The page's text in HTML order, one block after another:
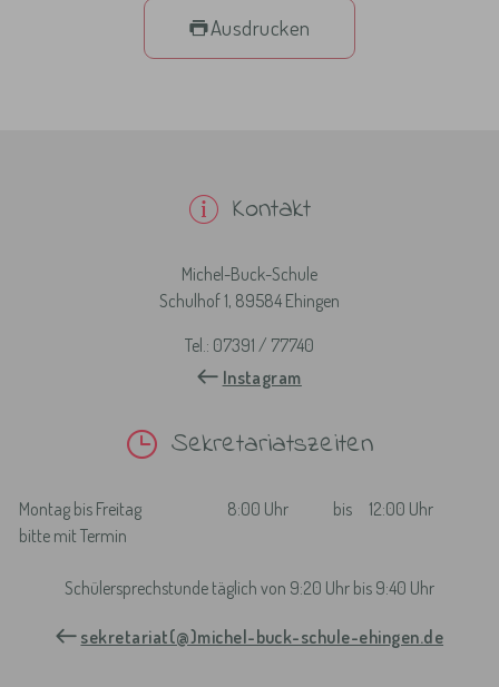
Ausdrucken
Kontakt
Michel-Buck-Schule
Schulhof 1, 89584 Ehingen
Tel.: 07391 / 77740
Instagram
Sekretariatszeiten
Montag bis Freitag 8:00 Uhr bis
12:00 Uhr
bitte mit Termin
Schülersprechstunde täglich von 9:20 Uhr bis 9:40 Uhr
sekretariat(@)michel-buck-schule-ehingen.de